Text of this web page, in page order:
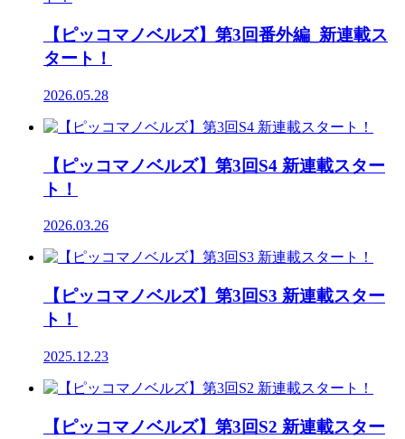
【ピッコマノベルズ】第3回番外編_新連載ス
タート！
2026.05.28
【ピッコマノベルズ】第3回S4 新連載スター
ト！
2026.03.26
【ピッコマノベルズ】第3回S3 新連載スター
ト！
2025.12.23
【ピッコマノベルズ】第3回S2 新連載スター